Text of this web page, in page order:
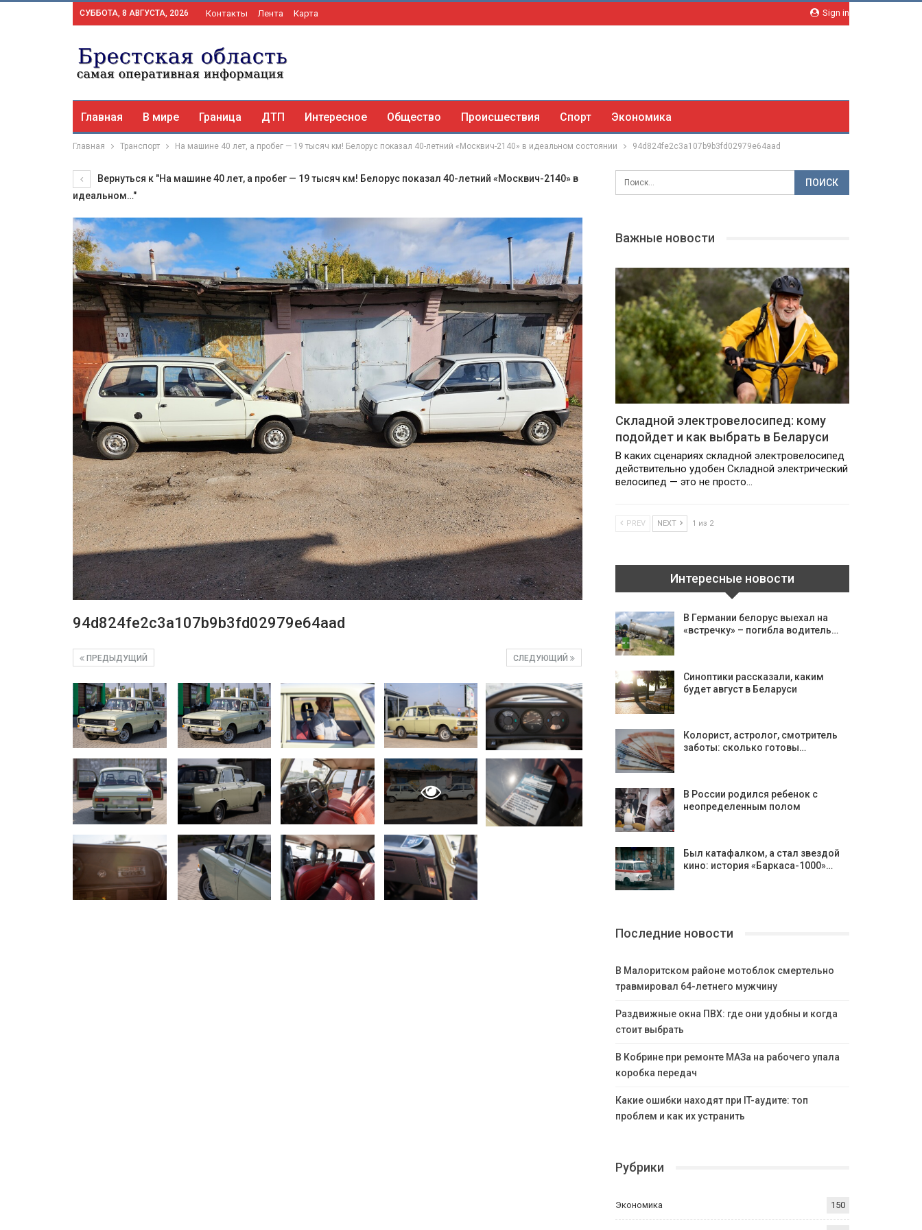
Sign in
СУББОТА, 8 АВГУСТА, 2026 Контакты Лента Карта
Главная В мире Граница ДТП Интересное Общество Происшествия Спорт Экономика
Главная Транспорт На машине 40 лет, а пробег — 19 тысяч км! Белорус показал 40-летний «Москвич-2140» в идеальном состоянии 94d824fe2c3a107b9b3fd02979e64aad
Вернуться к "На машине 40 лет, а пробег — 19 тысяч км! Белорус показал 40-летний «Москвич-2140» в
идеальном…"
94d824fe2c3a107b9b3fd02979e64aad
СЛЕДУЮЩИЙ
ПРЕДЫДУЩИЙ
Важные новости
Складной электровелосипед: кому
подойдет и как выбрать в Беларуси
В каких сценариях складной электровелосипед
действительно удобен Складной электрический
велосипед — это не просто…
PREV NEXT 1 из 2
Интересные новости
В Германии белорус выехал на
«встречку» – погибла водитель…
Синоптики рассказали, каким
будет август в Беларуси
Колорист, астролог, смотритель
заботы: сколько готовы…
В России родился ребенок с
неопределенным полом
Был катафалком, а стал звездой
кино: история «Баркаса-1000»…
Последние новости
В Малоритском районе мотоблок смертельно
травмировал 64-летнего мужчину
Раздвижные окна ПВХ: где они удобны и когда
стоит выбрать
В Кобрине при ремонте МАЗа на рабочего упала
коробка передач
Какие ошибки находят при IT-аудите: топ
проблем и как их устранить
Рубрики
Экономика 150